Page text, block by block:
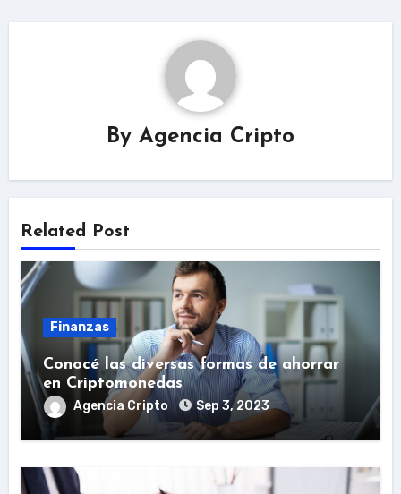
By Agencia Cripto
Related Post
Finanzas
Conocé las diversas formas de ahorrar
en Criptomonedas
Agencia Cripto Sep 3, 2023